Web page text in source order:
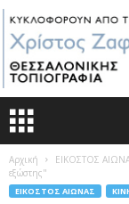
Αρχική ΕΙΚΟΣΤΟΣ
εξώστης"
ΕΙΚΟΣΤΟΣ ΑΙΩΝΑΣ